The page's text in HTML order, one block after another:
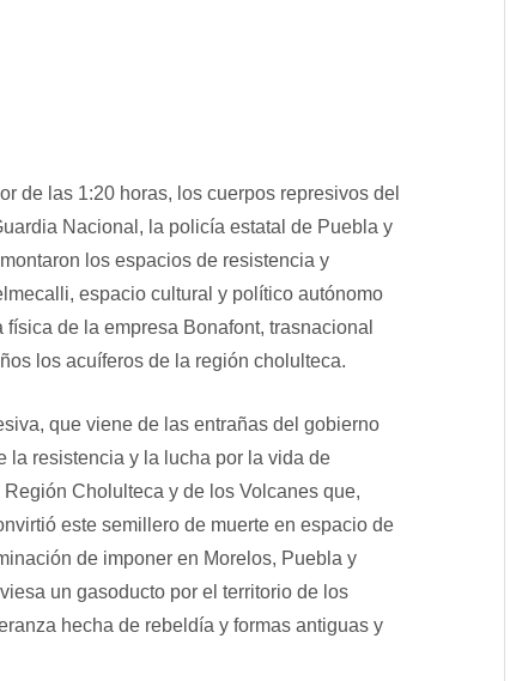
de las 1:20 horas, los cuerpos represivos del
Nacional, la policía estatal de Puebla y
los espacios de resistencia y
espacio cultural y político autónomo
de la empresa Bonafont, trasnacional
los acuíferos de la región cholulteca.
que viene de las entrañas del gobierno
la resistencia y la lucha por la vida de
Cholulteca y de los Volcanes que,
este semillero de muerte en espacio de
de imponer en Morelos, Puebla y
un gasoducto por el territorio de los
hecha de rebeldía y formas antiguas y